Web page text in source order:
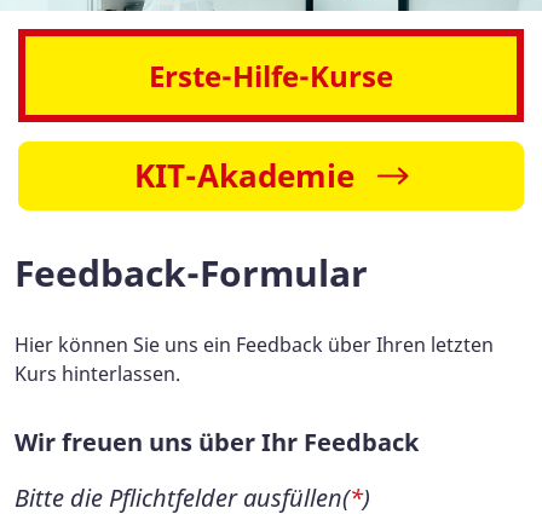
Erste-Hilfe-Kurse
KIT-Akademie
Feedback-Formular
Hier können Sie uns ein Feedback über Ihren letzten
Kurs hinterlassen.
Wir freuen uns über Ihr Feedback
Bitte die Pflichtfelder ausfüllen(*)